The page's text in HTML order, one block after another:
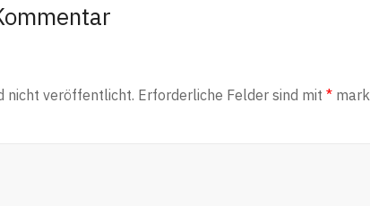
nicht veröffentlicht. Erforderliche Felder sind mit *